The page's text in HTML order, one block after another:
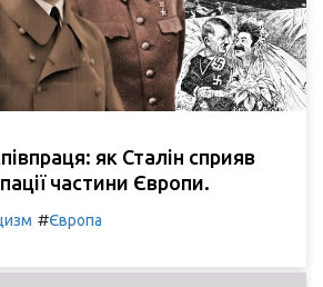
як Сталін сприяв
частини Європи.
#Європа